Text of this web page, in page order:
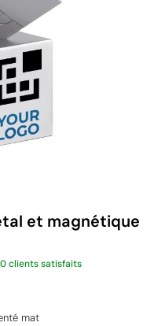
et magnétique
clients satisfaits
mat